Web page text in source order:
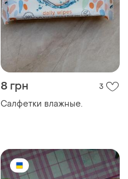
8 грн 3
Салфетки влажные.